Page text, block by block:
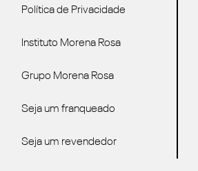
Política de Privacidade
Instituto Morena Rosa
Grupo Morena Rosa
Seja um franqueado
Seja um revendedor